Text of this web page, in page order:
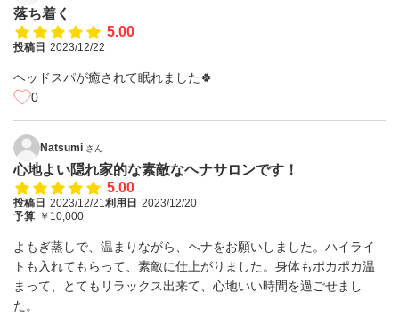
落ち着く
5.00
投稿日 2023/12/22
ヘッドスパが癒されて眠れました🍀
0
Natsumi さん
心地よい隠れ家的な素敵なヘナサロンです！
5.00
投稿日 2023/12/21利用日 2023/12/20
予算 ￥10,000
よもぎ蒸しで、温まりながら、ヘナをお願いしました。ハイライ
トも入れてもらって、素敵に仕上がりました。身体もポカポカ温
まって、とてもリラックス出来て、心地いい時間を過ごせまし
た。